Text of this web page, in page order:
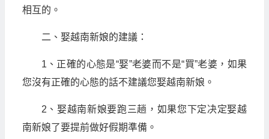
相互的。
二、娶越南新娘的建議：
1、正確的心態是“娶”老婆而不是“買”老婆，如果
您沒有正確的心態的話不建議您娶越南新娘。
2、娶越南新娘要跑三趟，如果您下定决定娶越
南新娘了要提前做好假期準備。